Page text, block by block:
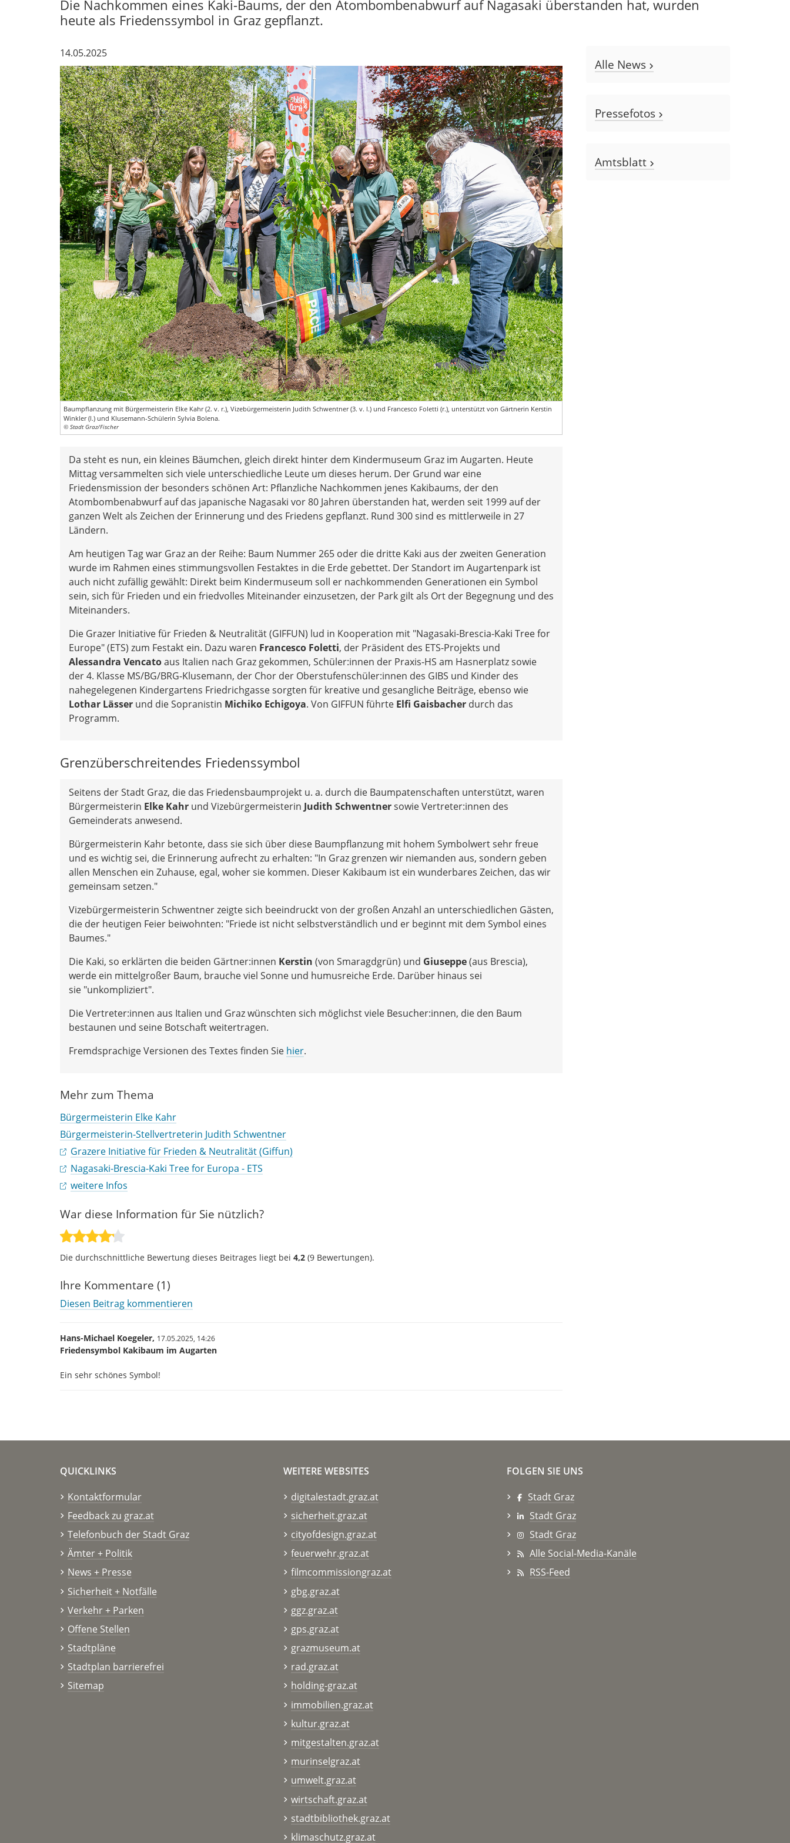
Die Nachkommen eines Kaki-Baums, der den Atombombenabwurf auf Nagasaki überstanden hat, wurden
heute als Friedenssymbol in Graz gepflanzt.
14.05.2025
Baumpflanzung mit Bürgermeisterin Elke Kahr (2. v. r.), Vizebürgermeisterin Judith Schwentner (3. v. l.) und Francesco Foletti (r.), unterstützt von Gärtnerin Kerstin
Winkler (l.) und Klusemann-Schülerin Sylvia Bolena.
© Stadt Graz/Fischer
Da steht es nun, ein kleines Bäumchen, gleich direkt hinter dem Kindermuseum Graz im Augarten. Heute
Mittag versammelten sich viele unterschiedliche Leute um dieses herum. Der Grund war eine
Friedensmission der besonders schönen Art: Pflanzliche Nachkommen jenes Kakibaums, der den
Atombombenabwurf auf das japanische Nagasaki vor 80 Jahren überstanden hat, werden seit 1999 auf der
ganzen Welt als Zeichen der Erinnerung und des Friedens gepflanzt. Rund 300 sind es mittlerweile in 27
Ländern.
Am heutigen Tag war Graz an der Reihe: Baum Nummer 265 oder die dritte Kaki aus der zweiten Generation
wurde im Rahmen eines stimmungsvollen Festaktes in die Erde gebettet. Der Standort im Augartenpark ist
auch nicht zufällig gewählt: Direkt beim Kindermuseum soll er nachkommenden Generationen ein Symbol
sein, sich für Frieden und ein friedvolles Miteinander einzusetzen, der Park gilt als Ort der Begegnung und des
Miteinanders.
Die Grazer Initiative für Frieden & Neutralität (GIFFUN) lud in Kooperation mit "Nagasaki-Brescia-Kaki Tree for
Europe" (ETS) zum Festakt ein. Dazu waren Francesco Foletti, der Präsident des ETS-Projekts und
Alessandra Vencatoaus Italien nach Graz gekommen, Schüler:innen der Praxis-HS am Hasnerplatz sowie
der 4. Klasse MS/BG/BRG-Klusemann, der Chor der Oberstufenschüler:innen des GIBS und Kinder des
nahegelegenen Kindergartens Friedrichgasse sorgten für kreative und gesangliche Beiträge, ebenso wie
Lothar Lässer und die Sopranistin Michiko Echigoya. Von GIFFUN führte Elfi Gaisbacher durch das
Programm.
Grenzüberschreitendes Friedenssymbol
Seitens der Stadt Graz, die das Friedensbaumprojekt u. a. durch die Baumpatenschaften unterstützt, waren
Bürgermeisterin Elke Kahr und Vizebürgermeisterin Judith Schwentnersowie Vertreter:innen des
Gemeinderats anwesend.
Bürgermeisterin Kahr betonte, dass sie sich über diese Baumpflanzung mit hohem Symbolwert sehr freue
und es wichtig sei, die Erinnerung aufrecht zu erhalten: "In Graz grenzen wir niemanden aus, sondern geben
allen Menschen ein Zuhause, egal, woher sie kommen. Dieser Kakibaum ist ein wunderbares Zeichen, das wir
gemeinsam setzen."
Vizebürgermeisterin Schwentner zeigte sich beeindruckt von der großen Anzahl an unterschiedlichen Gästen,
die der heutigen Feier beiwohnten: "Friede ist nicht selbstverständlich und er beginnt mit dem Symbol eines
Baumes."
Die Kaki, so erklärten die beiden Gärtner:innen Kerstin (von Smaragdgrün) und Giuseppe(aus Brescia),
werde ein mittelgroßer Baum, brauche viel Sonne und humusreiche Erde. Darüber hinaus sei
sie "unkompliziert".
Die Vertreter:innen aus Italien und Graz wünschten sich möglichst viele Besucher:innen, die den Baum
bestaunen und seine Botschaft weitertragen.
Fremdsprachige Versionen des Textes finden Sie hier.
Mehr zum Thema
Bürgermeisterin Elke Kahr
Bürgermeisterin-Stellvertreterin Judith Schwentner
Grazere Initiative für Frieden & Neutralität (Giffun)
Nagasaki-Brescia-Kaki Tree for Europa - ETS
weitere Infos
War diese Information für Sie nützlich?
Die durchschnittliche Bewertung dieses Beitrages liegt bei 4,2 (9 Bewertungen).
Ihre Kommentare (1)
Diesen Beitrag kommentieren
Hans-Michael Koegeler, 17.05.2025, 14:26
Friedensymbol Kakibaum im Augarten
Ein sehr schönes Symbol!
Alle News
Pressefotos
Amtsblatt
QUICKLINKS
Kontaktformular
Feedback zu graz.at
Telefonbuch der Stadt Graz
Ämter + Politik
News + Presse
Sicherheit + Notfälle
Verkehr + Parken
Offene Stellen
Stadtpläne
Stadtplan barrierefrei
Sitemap
WEITERE WEBSITES
digitalestadt.graz.at
sicherheit.graz.at
cityofdesign.graz.at
feuerwehr.graz.at
filmcommissiongraz.at
gbg.graz.at
ggz.graz.at
gps.graz.at
grazmuseum.at
rad.graz.at
holding-graz.at
immobilien.graz.at
kultur.graz.at
mitgestalten.graz.at
murinselgraz.at
umwelt.graz.at
wirtschaft.graz.at
stadtbibliothek.graz.at
klimaschutz.graz.at
FOLGEN SIE UNS
Stadt Graz
Stadt Graz
Stadt Graz
Alle Social-Media-Kanäle
RSS-Feed